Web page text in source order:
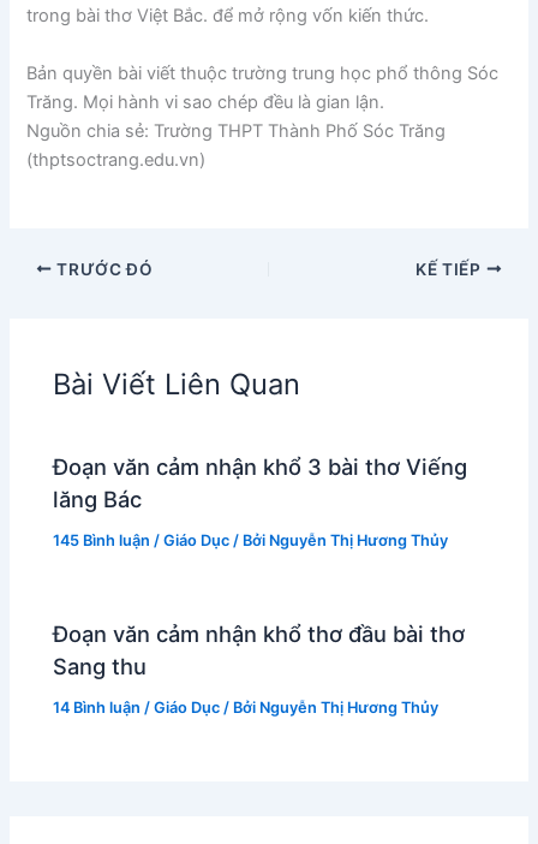
trong bài thơ Việt Bắc. để mở rộng vốn kiến thức.
Bản quyền bài viết thuộc trường trung học phổ thông Sóc
Trăng. Mọi hành vi sao chép đều là gian lận.
Nguồn chia sẻ: Trường THPT Thành Phố Sóc Trăng
(thptsoctrang.edu.vn)
TRƯỚC ĐÓ KẾ TIẾP
Bài Viết Liên Quan
Đoạn văn cảm nhận khổ 3 bài thơ Viếng
lăng Bác
145 Bình luận /Giáo Dục / Bởi Nguyễn Thị Hương Thủy
Đoạn văn cảm nhận khổ thơ đầu bài thơ
Sang thu
14 Bình luận /Giáo Dục / Bởi Nguyễn Thị Hương Thủy